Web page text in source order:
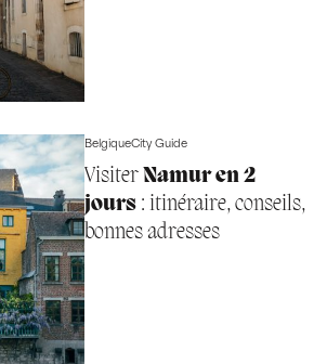
BelgiqueCity Guide
Visiter Namur en 2
jours: itinéraire, conseils,
bonnes adresses